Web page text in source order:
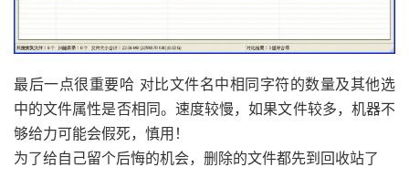
最后一点很重要哈 对比文件名中相同字符的数量及其他选
中的文件属性是否相同。速度较慢，如果文件较多，机器不
够给力可能会假死，慎用！
为了给自己留个后悔的机会，删除的文件都先到回收站了